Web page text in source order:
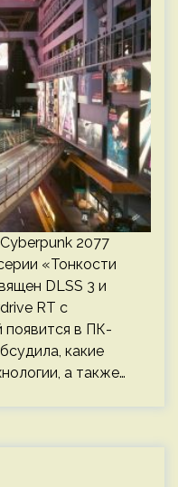
2077
«Тонкости
DLSS 3 и
RT с
появится в ПК-
какие
а также…